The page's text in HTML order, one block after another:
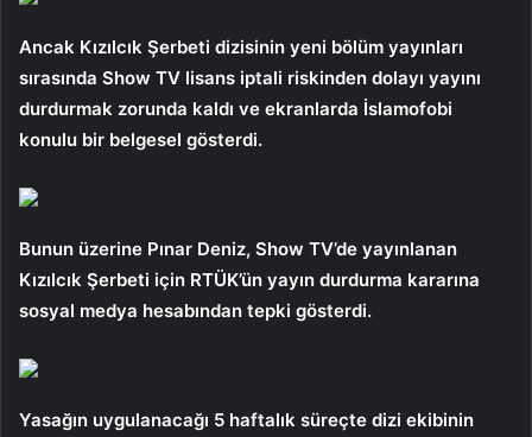
Ancak Kızılcık Şerbeti dizisinin yeni bölüm yayınları
sırasında Show TV lisans iptali riskinden dolayı yayını
durdurmak zorunda kaldı ve ekranlarda İslamofobi
konulu bir belgesel gösterdi.
Bunun üzerine Pınar Deniz, Show TV’de yayınlanan
Kızılcık Şerbeti için RTÜK’ün yayın durdurma kararına
sosyal medya hesabından tepki gösterdi.
Yasağın uygulanacağı 5 haftalık süreçte dizi ekibinin